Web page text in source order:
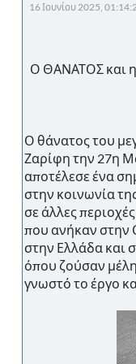
16 Ιουνίου 2025,
Ο ΘΑΝΑΤΟΣ και
Ο θάνατος του
Ζαρίφη την 27η
αποτέλεσε ένα
στην κοινωνία
σε άλλες
που ανήκαν στην
στην Ελλάδα και
όπου ζούσαν μέλη
γνωστό το έργο